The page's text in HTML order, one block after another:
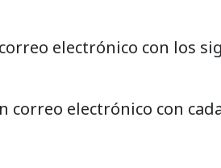
electrónico con los
correo electrónico con